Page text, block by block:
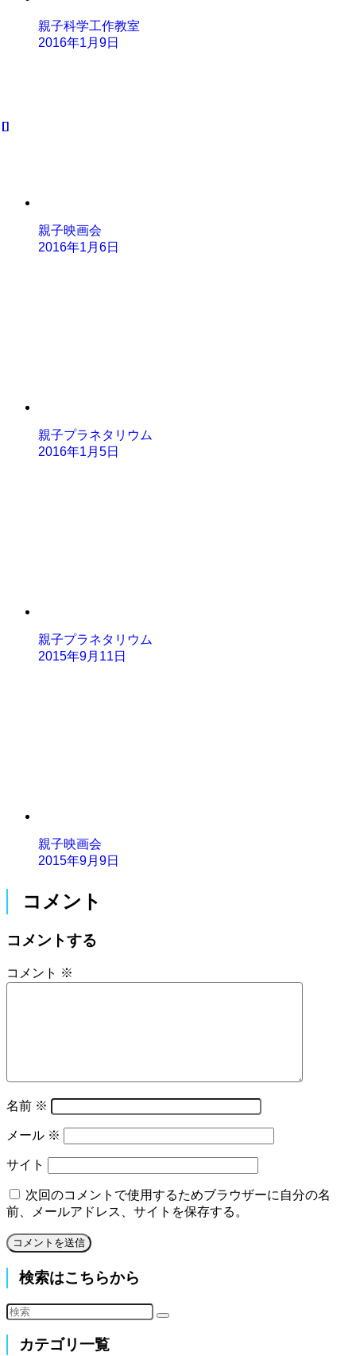
親子科学工作教室
2016年1月9日
親子映画会
2016年1月6日
親子プラネタリウム
2016年1月5日
親子プラネタリウム
2015年9月11日
親子映画会
2015年9月9日
コメント
コメントする
コメント ※
名前 ※
メール ※
サイト
次回のコメントで使用するためブラウザーに自分の名
前、メールアドレス、サイトを保存する。
検索はこちらから
カテゴリ一覧